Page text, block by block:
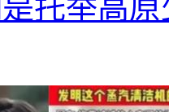
托举高